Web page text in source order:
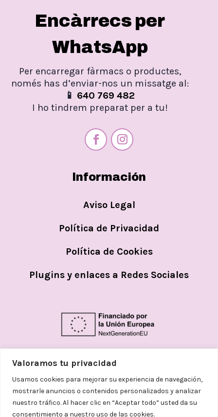
Valoramos tu privacidad
Usamos cookies para mejorar su experiencia de navegación,
mostrarle anuncios o contenidos personalizados y analizar
nuestro tráfico. Al hacer clic en “Aceptar todo” usted da su
consentimiento a nuestro uso de las cookies.
Encàrrecs per
WhatsApp
Per encarregar fàrmacs o productes,
només has d’enviar-nos un missatge al:
📱 640 769 482
I ho tindrem preparat per a tu!
Información
Aviso Legal
Política de Privacidad
Política de Cookies
Plugins y enlaces a Redes Sociales